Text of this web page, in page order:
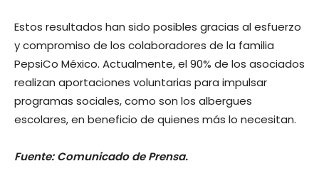
Estos resultados han sido posibles gracias al esfuerzo
y compromiso de los colaboradores de la familia
PepsiCo México. Actualmente, el 90% de los asociados
realizan aportaciones voluntarias para impulsar
programas sociales, como son los albergues
escolares, en beneficio de quienes más lo necesitan.
Fuente: Comunicado de Prensa.